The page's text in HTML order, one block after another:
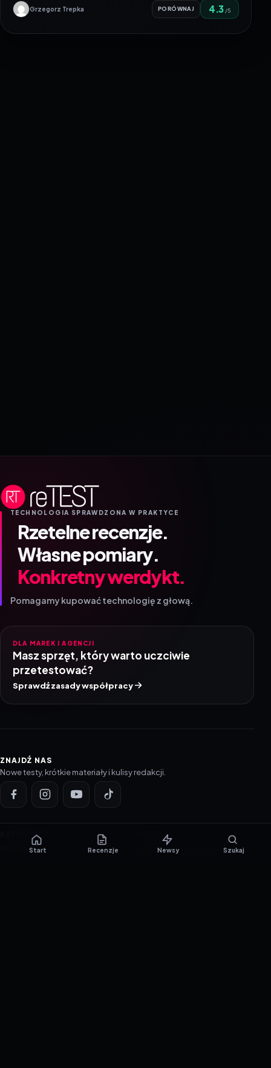
Grzegorz Trepka PORÓWNAJ 4.3 /5
TECHNOLOGIA SPRAWDZONA W PRAKTYCE
Rzetelne recenzje.
Własne pomiary.
Konkretny werdykt.
Pomagamy kupować technologię z głową.
DLA MAREK I AGENCJI
Masz sprzęt, który warto uczciwie
przetestować?
Sprawdź zasady współpracy
ZNAJDŹ NAS
Nowe testy, krótkie materiały i kulisy redakcji.
KATEGORIE
NOWINKI
PORTAL
Informacje o ciasteczkach
Start Recenzje Newsy Szukaj